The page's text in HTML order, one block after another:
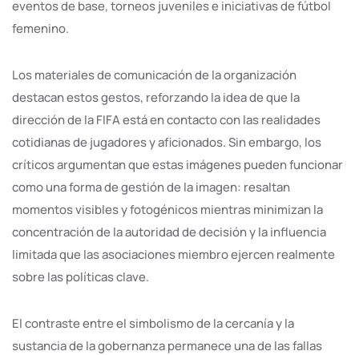
eventos de base, torneos juveniles e iniciativas de fútbol
femenino.
Los materiales de comunicación de la organización
destacan estos gestos, reforzando la idea de que la
dirección de la FIFA está en contacto con las realidades
cotidianas de jugadores y aficionados. Sin embargo, los
críticos argumentan que estas imágenes pueden funcionar
como una forma de gestión de la imagen: resaltan
momentos visibles y fotogénicos mientras minimizan la
concentración de la autoridad de decisión y la influencia
limitada que las asociaciones miembro ejercen realmente
sobre las políticas clave.
El contraste entre el simbolismo de la cercanía y la
sustancia de la gobernanza permanece una de las fallas